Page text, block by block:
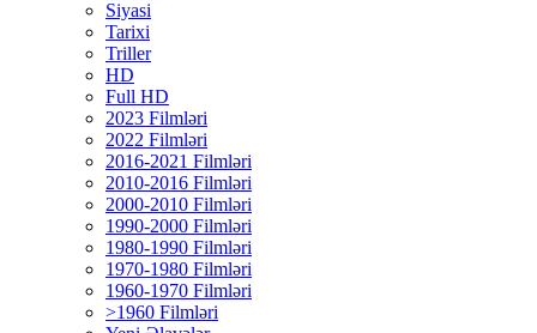
Siyasi
Tarixi
Triller
HD
Full HD
2023 Filmləri
2022 Filmləri
2016-2021 Filmləri
2010-2016 Filmləri
2000-2010 Filmləri
1990-2000 Filmləri
1980-1990 Filmləri
1970-1980 Filmləri
1960-1970 Filmləri
>1960 Filmləri